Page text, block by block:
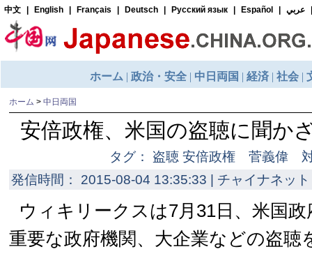
ホーム > 中日両国
安倍政権、米国の盗聴に聞か
タグ： 盗聴 安倍政権 菅義偉
発信時間： 2015-08-04 13:35:33 | チャイナネッ
ウィキリークスは7月31日、米国
重要な政府機関、大企業などの盗聴